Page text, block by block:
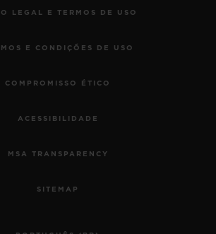
LEGAL E TERMOS DE USO
E CONDIÇÕES DE USO
COMPROMISSO ÉTICO
ACESSIBILIDADE
MSA TRANSPARENCY
SITEMAP